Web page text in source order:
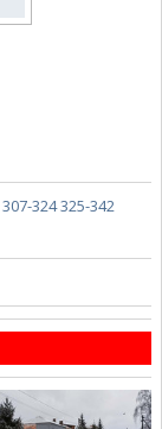
307-324325-342